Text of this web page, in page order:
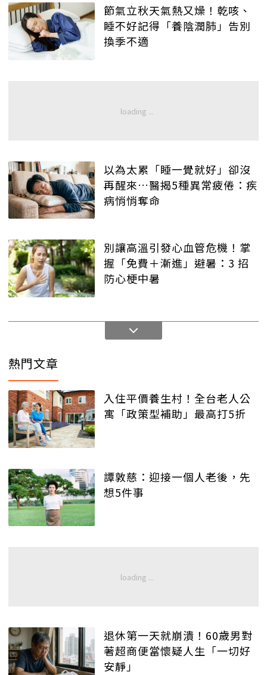
節氣立秋天氣熱又燥！乾咳、
睡不好記得「養陰潤肺」告別
換季不適
以為太累「睡一覺就好」卻沒
再醒來…醫揭5種異常疲倦：疾
病悄悄奪命
別讓高溫引發心血管危機！掌
握「免費＋漸進」避暑：3 招
防心梗中暑
熱門文章
入住平價養生村！全台老人公
寓「政策型補助」最高打5折
譚敦慈：迎接一個人老後，先
想5件事
退休第一天就崩潰！60歲男對
著超商便當懷疑人生「一切好
安靜」